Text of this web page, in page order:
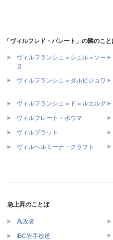
「ヴィルフレド・パレート」の隣のこと
ヴィルフランシュ＝シュル＝ソー
ヌ
ヴィルフランシュ＝ダルビジョワ
ヴィルフランシュ＝ド＝ルエルグ
ヴィルフレート・ボウマ
ヴィルプラット
ヴィルヘルミーナ・クラフト
急上昇のことば
為政者
IBC岩手放送